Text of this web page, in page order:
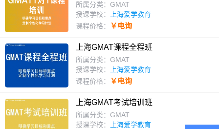
所属分类：GMAT
授课学校：
上海爱学教育
课程价格：
￥电询
上海GMAT课程全程班
所属分类：GMAT
授课学校：
上海爱学教育
课程价格：
￥电询
上海GMAT考试培训班
所属分类：GMAT
授课学校：
上海爱学教育